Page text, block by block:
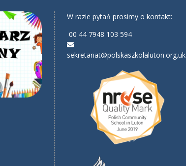
W razie pytań prosimy o kontakt:
00 44 7948 103 594
sekretariat@polskaszkolaluton.org.uk